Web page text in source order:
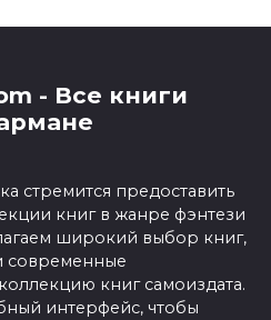
- Все книги
стремится предоставить
книг в жанре фэнтези
широкий выбор книг,
современные
книг самоиздата.
интерфейс, чтобы